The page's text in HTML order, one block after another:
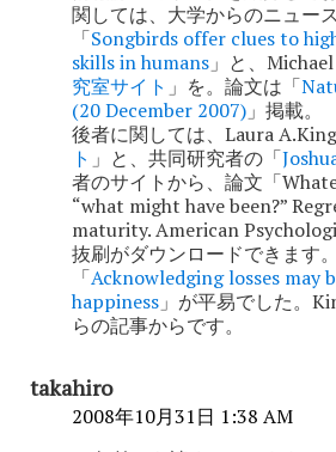
関しては、大学からのニュー
「Songbirds offer clues to
skills in humans 」と、
究室サイト 」を。論文は「
(20 December 2007) 」掲載。
後者に関しては、Laura
ト 」と、共同研究者の「
者のサイトから、論文「
“what might have been?”
maturity. American
抜刷がダウンロードできます
「Acknowledging losses may
happiness 」が平易でした。
らの記事からです。
takahiro
2008年10月31日 1:38 AM